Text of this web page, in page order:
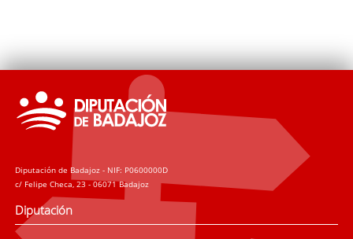
Diputación de Badajoz - NIF: P0600000D
c/ Felipe Checa, 23 - 06071 Badajoz
Diputación